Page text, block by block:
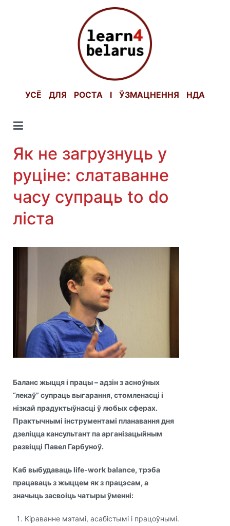
УСЁ ДЛЯ РОСТА І ЎЗМАЦНЕННЯ НДА
Як не загрузнуць у
руціне: слатаванне
часу супраць to do
ліста
Баланс жыцця і працы – адзін з асноўных
“лекаў” супраць выгарання, стомленасці і
нізкай прадуктыўнасці ў любых сферах.
Практычнымі інструментамі планавання дня
дзеліцца кансультант па арганізацыйным
развіцці Павел Гарбуноў.
Каб выбудаваць life-work balance, трэба
працаваць з жыццем як з працэсам, а
значыць засвоіць чатыры ўменні:
Кіраванне мэтамі, асабістымі і працоўнымі.